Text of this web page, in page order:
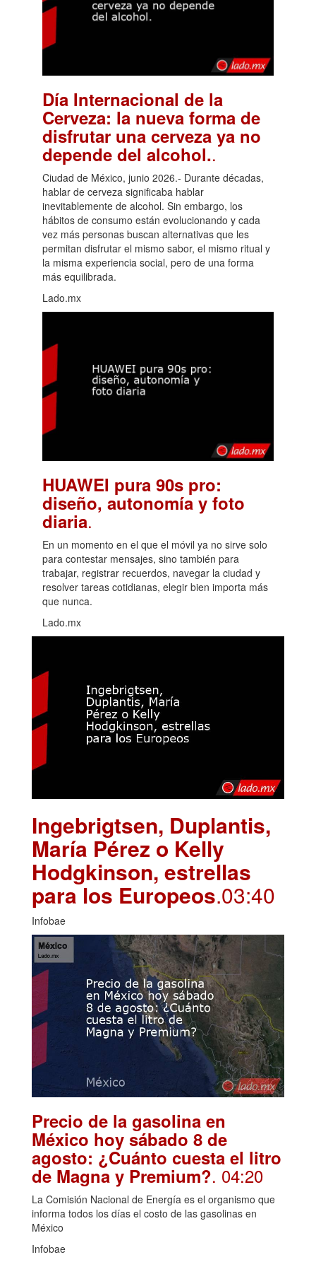
Día Internacional de la
Cerveza: la nueva forma de
disfrutar una cerveza ya no
depende del alcohol..
Ciudad de México, junio 2026.- Durante décadas,
hablar de cerveza significaba hablar
inevitablemente de alcohol. Sin embargo, los
hábitos de consumo están evolucionando y cada
vez más personas buscan alternativas que les
permitan disfrutar el mismo sabor, el mismo ritual y
la misma experiencia social, pero de una forma
más equilibrada.
Lado.mx
HUAWEI pura 90s pro:
diseño, autonomía y foto
diaria.
En un momento en el que el móvil ya no sirve solo
para contestar mensajes, sino también para
trabajar, registrar recuerdos, navegar la ciudad y
resolver tareas cotidianas, elegir bien importa más
que nunca.
Lado.mx
Ingebrigtsen, Duplantis,
María Pérez o Kelly
Hodgkinson, estrellas
para los Europeos.03:40
Infobae
Precio de la gasolina en
México hoy sábado 8 de
agosto: ¿Cuánto cuesta el litro
de Magna y Premium?. 04:20
La Comisión Nacional de Energía es el organismo que
informa todos los días el costo de las gasolinas en
México
Infobae